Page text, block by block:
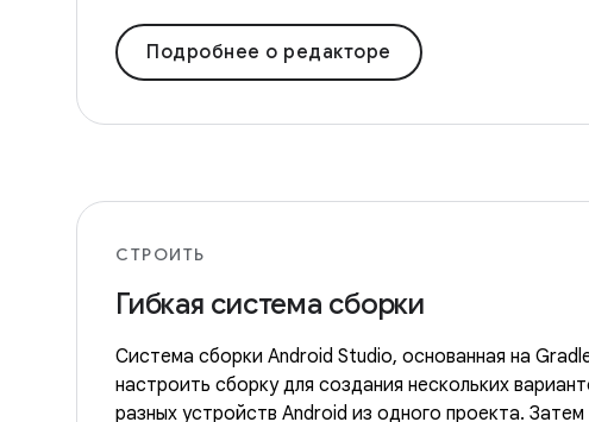
Подробнее о редакторе
СТРОИТЬ
Гибкая система сборки
Система сборки Android Studio, основанная на
настроить сборку для создания нескольких
разных устройств Android из одного проекта. Затем